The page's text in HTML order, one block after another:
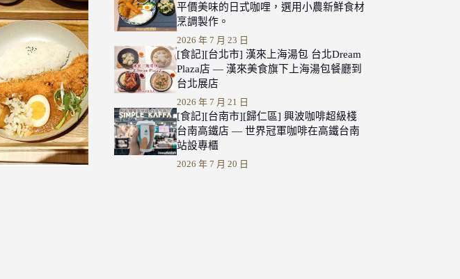
平價美味的日式咖哩，選用小農新鮮食材
烹調製作。
2026 年 7 月 23 日
[食記][台北市] 漢來上海湯包 台北Dream
Plaza店 — 漢來美食旗下上海湯包餐廳到
台北展店
2026 年 7 月 21 日
[食記][台南市][歸仁區] 興波咖啡超級棧
台南高鐵店 — 世界冠軍咖啡在高鐵台南
站設專櫃
2026 年 7 月 20 日